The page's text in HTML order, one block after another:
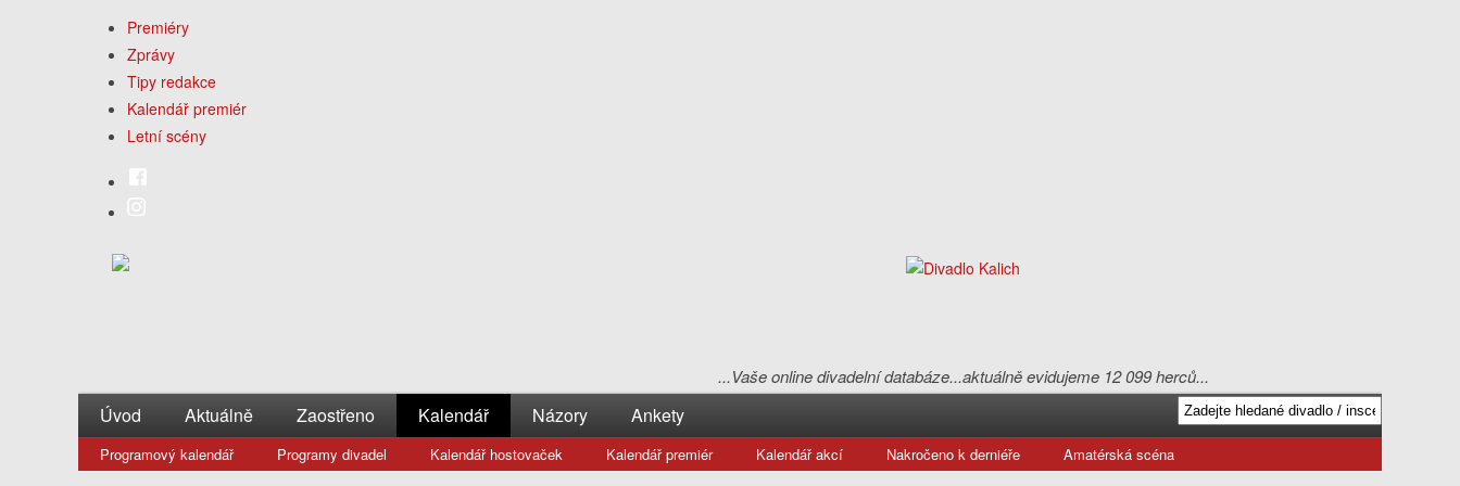
Premiéry
Zprávy
Tipy redakce
Kalendář premiér
Letní scény
...Vaše online divadelní databáze...aktuálně evidujeme 12 099 herců...
Úvod Aktuálně Zaostřeno Kalendář Názory Ankety
Programový kalendář Programy divadel Kalendář hostovaček Kalendář premiér Kalendář akcí Nakročeno k derniéře Amatérská scéna